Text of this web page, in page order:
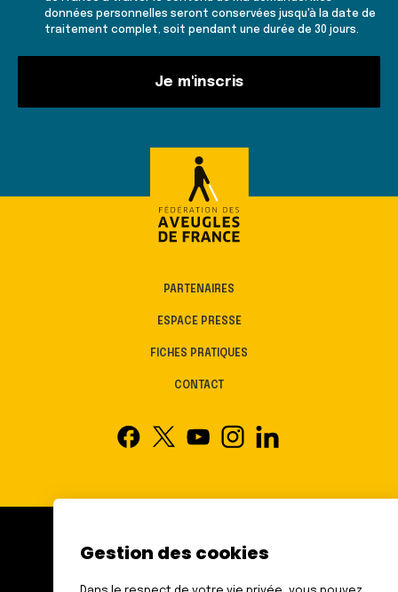
lettre
données personnelles seront conservées jusqu'à la date de
traitement complet, soit pendant une durée de 30 jours.
Je m'inscris
PARTENAIRES
ESPACE PRESSE
FICHES PRATIQUES
CONTACT
FÉDÉRATION DES AVEUGLES
Gestion des cookies